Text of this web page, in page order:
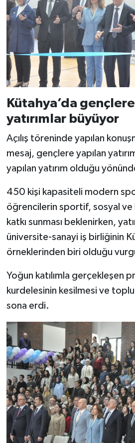
Kütahya’da
yatırımlar büyüyor
Açılış töreninde yapılan
mesaj, gençlere yapılan
yapılan yatırım olduğu
450 kişi kapasiteli modern
öğrencilerin sportif, sosyal ve
katkı sunması beklenirken,
üniversite-sanayi iş birliğinin
örneklerinden biri olduğu
Yoğun katılımla gerçekleşen
kurdelesinin kesilmesi ve
sona erdi.